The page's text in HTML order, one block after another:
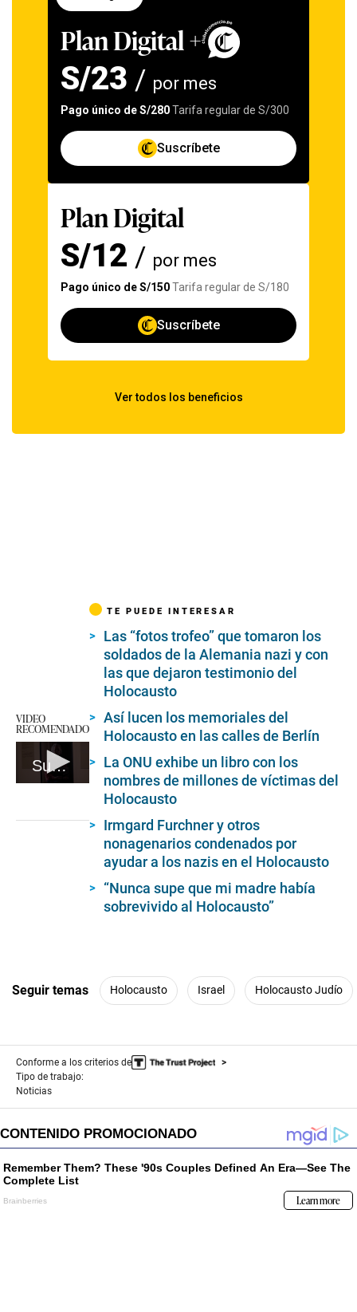
VIDEO
RECOMENDADO
Supervivientes Ponen Rostro Al Holocausto En Una Exposición En Londres
TE PUEDE INTERESAR
Las “fotos trofeo” que tomaron los
soldados de la Alemania nazi y con
las que dejaron testimonio del
Holocausto
Así lucen los memoriales del
Holocausto en las calles de Berlín
La ONU exhibe un libro con los
nombres de millones de víctimas del
Holocausto
Irmgard Furchner y otros
nonagenarios condenados por
ayudar a los nazis en el Holocausto
“Nunca supe que mi madre había
sobrevivido al Holocausto”
Seguir temas Holocausto Israel Holocausto Judío
Conforme a los criterios de
Tipo de trabajo:
Noticias